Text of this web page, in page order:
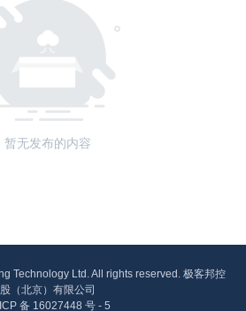
暂无发布的内容
Technology Ltd. All rights reserved. 极客邦控
股（北京）有限公司
备 16027448 号 - 5